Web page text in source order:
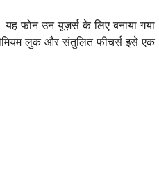
फोन उन यूज़र्स के लिए बनाया गया
लुक और संतुलित फीचर्स इसे एक